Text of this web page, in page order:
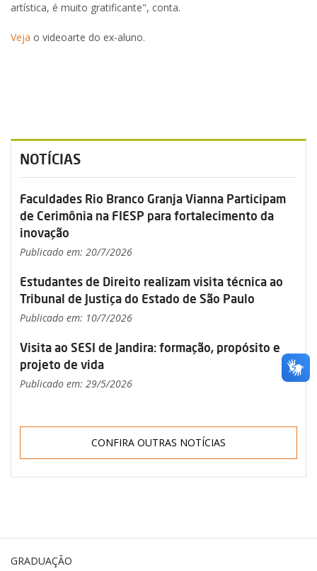
artística, é muito gratificante", conta.
Veja o videoarte do ex-aluno.
NOTÍCIAS
Faculdades Rio Branco Granja Vianna Participam
de Cerimônia na FIESP para fortalecimento da
inovação
Publicado em: 20/7/2026
Estudantes de Direito realizam visita técnica ao
Tribunal de Justiça do Estado de São Paulo
Publicado em: 10/7/2026
Visita ao SESI de Jandira: formação, propósito e
projeto de vida
Publicado em: 29/5/2026
CONFIRA OUTRAS NOTÍCIAS
GRADUAÇÃO